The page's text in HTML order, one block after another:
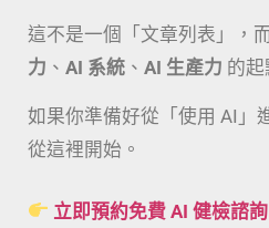
這不是一個「文章列表」，
力 、 AI 系統 、 AI 生產力 的起
如果你準備好從「使用 AI」
從這裡開始。
立即預約免費 AI 健檢諮詢